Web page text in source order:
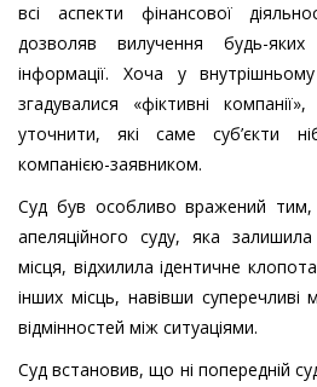
всі аспекти фінансової
дозволяв вилучення будь-
інформації. Хоча у
згадувалися «фіктивні
уточнити, які саме суб’єкти
компанією-заявником.
Суд був особливо вражений тим,
апеляційного суду, яка
місця, відхилила ідентичне
інших місць, навівши
відмінностей між ситуаціями.
Суд встановив, що ні попередній